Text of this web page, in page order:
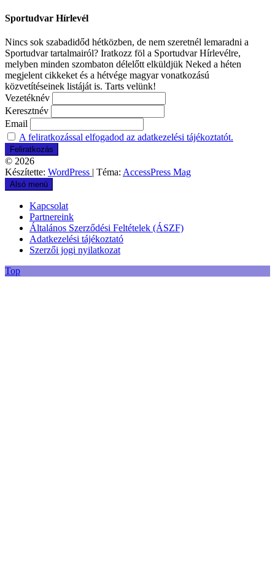
Sportudvar Hírlevél
Nincs sok szabadidőd hétközben, de nem szeretnél lemaradni a
Sportudvar tartalmairól? Iratkozz föl a Sportudvar Hírlevélre,
melyben minden szombaton délelőtt elküldjük Neked a héten
megjelent cikkeket és a hétvége magyar vonatkozású
közvetítéseinek listáját is. Tarts velünk!
Vezetéknév
Keresztnév
Email
A feliratkozással elfogadod az adatkezelési tájékoztatót.
© 2026
Készítette: WordPress | Téma: AccessPress Mag
Alsó menü
Kapcsolat
Partnereink
Általános Szerződési Feltételek (ÁSZF)
Adatkezelési tájékoztató
Szerzői jogi nyilatkozat
Top